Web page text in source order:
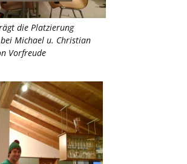
die Platzierung
Michael u. Christian
Vorfreude